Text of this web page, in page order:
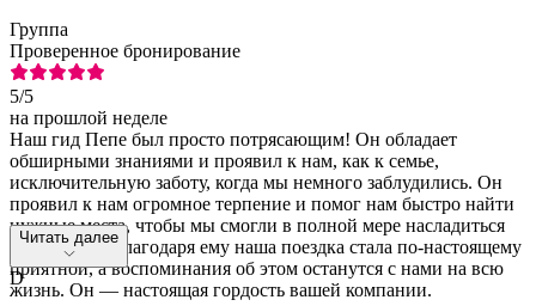
Группа
Проверенное бронирование
5/5
на прошлой неделе
Наш гид Пепе был просто потрясающим! Он обладает
обширными знаниями и проявил к нам, как к семье,
исключительную заботу, когда мы немного заблудились. Он
проявил к нам огромное терпение и помог нам быстро найти
нужные места, чтобы мы смогли в полной мере насладиться
экскурсией. Благодаря ему наша поездка стала по-настоящему
приятной, а воспоминания об этом останутся с нами на всю
жизнь. Он — настоящая гордость вашей компании.
Читать далее
D